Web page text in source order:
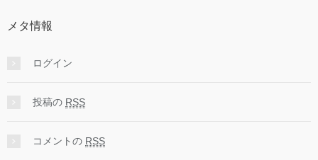
メタ情報
ログイン
投稿の RSS
コメントの RSS